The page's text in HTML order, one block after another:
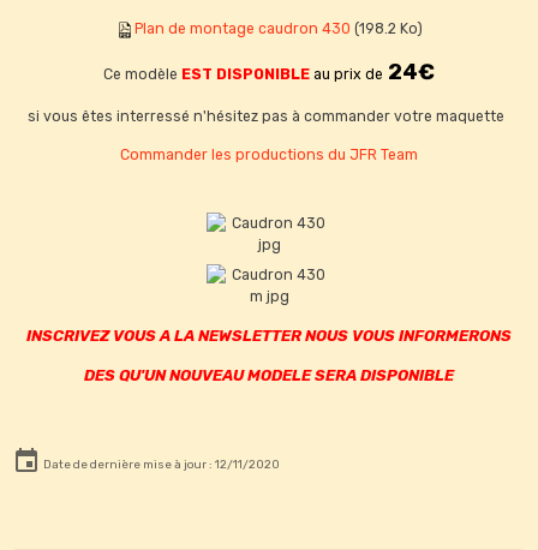
Plan de montage caudron 430 (198.2 Ko)
Ce modèle EST DISPONIBLE au prix de 24€
si vous êtes interressé n'hésitez pas à commander votre maquette
Commander les productions du JFR Team
INSCRIVEZ VOUS A LA NEWSLETTER NOUS VOUS INFORMERONS
DES QU'UN NOUVEAU MODELE SERA DISPONIBLE
Date de dernière mise à jour : 12/11/2020